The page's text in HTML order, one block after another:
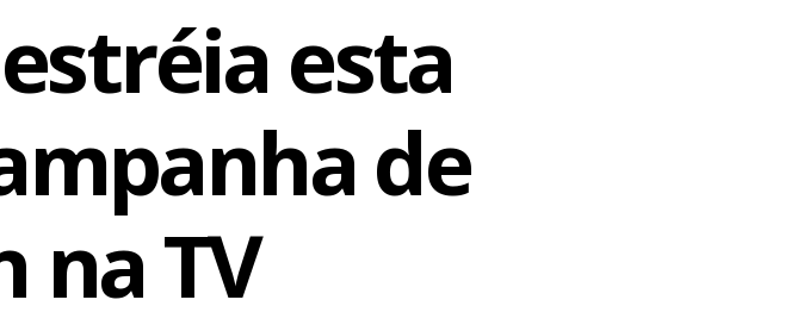
esta
de
na TV